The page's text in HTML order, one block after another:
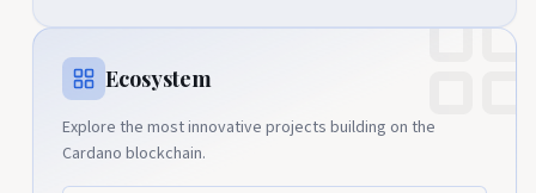
Ecosystem
Explore the most innovative projects building on the
Cardano blockchain.